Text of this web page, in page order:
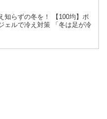
知らずの冬を！ 【100均】ポ
ェルで冷え対策 「冬は足が冷